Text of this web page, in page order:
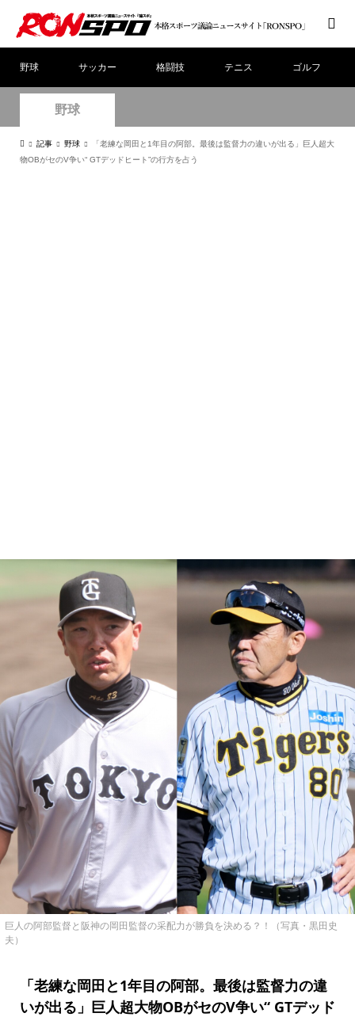
野球 サッカー 格闘技 テニス ゴルフ
野球
記事 野球
「老練な岡田と1年目の阿部。最後は監督力の違いが出る」巨人超大
物OBがセのV争い“ GTデッドヒート”の行方を占う
巨人の阿部監督と阪神の岡田監督の采配力が勝負を決める？！（写真・黒田史
夫）
「老練な岡田と1年目の阿部。最後は監督力の違
いが出る」巨人超大物OBがセのV争い“ GTデッド